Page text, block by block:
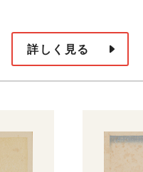
詳しく見る